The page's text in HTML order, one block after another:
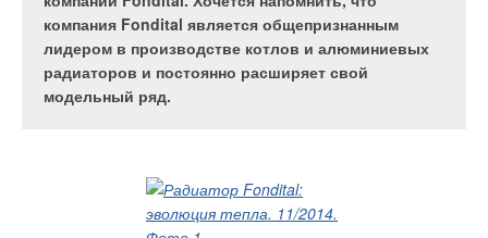
компания Fondital является общепризнанным
лидером в производстве котлов и алюминиевых
радиаторов и постоянно расширяет свой
модельный ряд.
котлы являются одним из самых быстрорастущих
сегментов среди отопительных приборов,
работающих на газе, электричестве или угле.
Такой рост объясняется очевидными
радиаторов: PianoForte для центральной системы
отопления и Revolution для автономной системы.
Радиатор Royal Themo